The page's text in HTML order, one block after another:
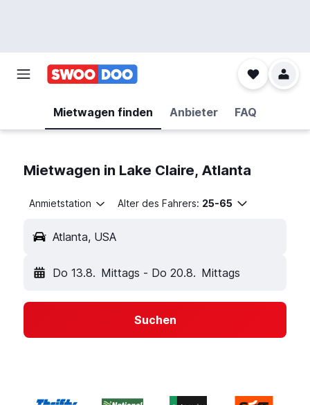
Mietwagen finden Anbieter FAQ
Mietwagen in Lake Claire, Atlanta
Anmietstation Alter des Fahrers: 25-65
Atlanta, USA
Do 13.8. Mittags - Do 20.8. Mittags
Suchen